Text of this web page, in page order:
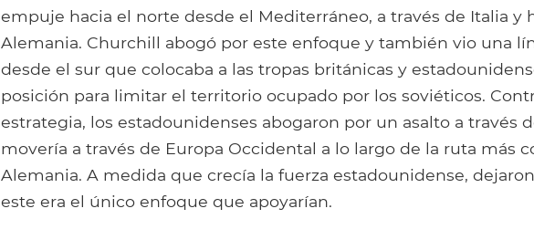
empuje hacia el norte desde el Mediterráneo, a través de Italia y
Alemania. Churchill abogó por este enfoque y también vio una
desde el sur que colocaba a las tropas británicas y
posición para limitar el territorio ocupado por los soviéticos.
estrategia, los estadounidenses abogaron por un asalto a través
movería a través de Europa Occidental a lo largo de la ruta más
Alemania. A medida que crecía la fuerza estadounidense,
este era el único enfoque que apoyarían.